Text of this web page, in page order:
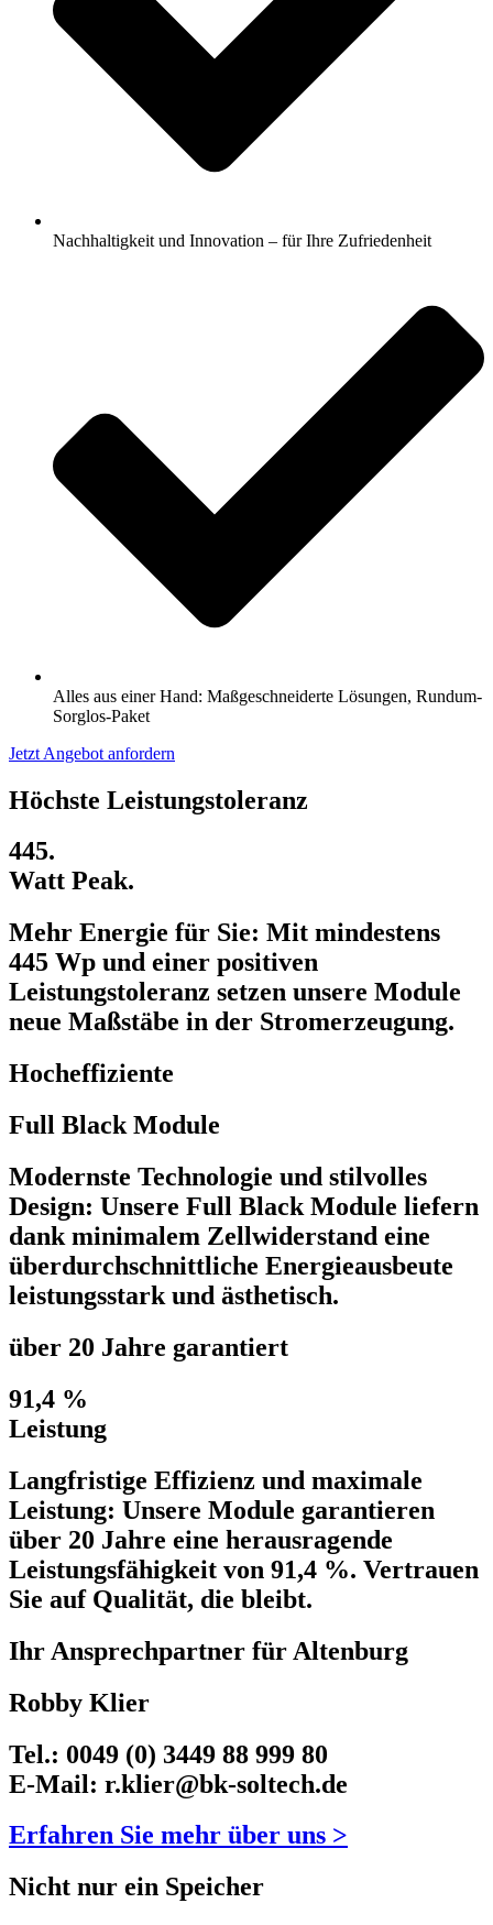
Nachhaltigkeit und Innovation – für Ihre Zufriedenheit
Alles aus einer Hand: Maßgeschneiderte Lösungen, Rundum-
Sorglos-Paket
Jetzt Angebot anfordern
Höchste Leistungstoleranz
445.
Watt Peak.
Mehr Energie für Sie: Mit mindestens
445 Wp und einer positiven
Leistungstoleranz setzen unsere Module
neue Maßstäbe in der Stromerzeugung.
Hocheffiziente
Full Black Module
Modernste Technologie und stilvolles
Design: Unsere Full Black Module liefern
dank minimalem Zellwiderstand eine
überdurchschnittliche Energieausbeute
leistungsstark und ästhetisch.
über 20 Jahre garantiert
91,4 %
Leistung
Langfristige Effizienz und maximale
Leistung: Unsere Module garantieren
über 20 Jahre eine herausragende
Leistungsfähigkeit von 91,4 %. Vertrauen
Sie auf Qualität, die bleibt.
Ihr Ansprechpartner für Altenburg
Robby Klier
Tel.: 0049 (0) 3449 88 999 80
E-Mail: r.klier@bk-soltech.de
Erfahren Sie mehr über uns >
Nicht nur ein Speicher